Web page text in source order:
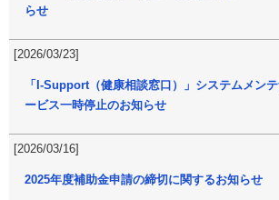
らせ
[2026/03/23]
「I-Support（健康相談窓口）」システムメン
ービス一時停止のお知らせ
[2026/03/16]
2025年度補助金申請の締切に関するお知らせ